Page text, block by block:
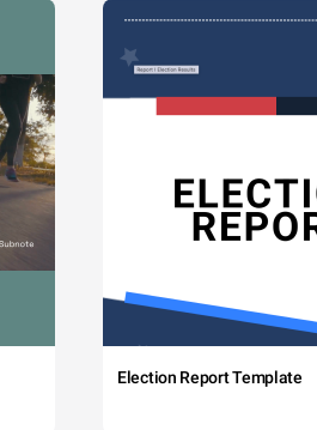
Election Report Template